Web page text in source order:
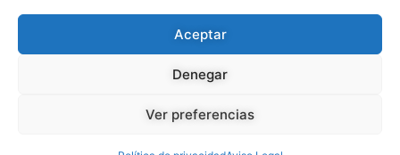
Aceptar
Denegar
Ver preferencias
Política de Privacidad
Posicionamiento Web